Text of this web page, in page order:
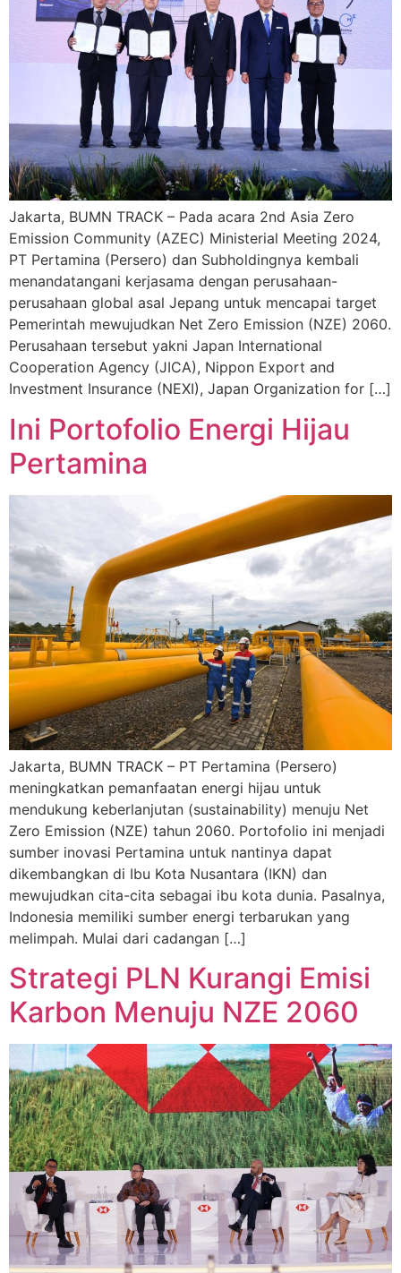
Jakarta, BUMN TRACK – Pada acara 2nd Asia Zero
Emission Community (AZEC) Ministerial Meeting 2024,
PT Pertamina (Persero) dan Subholdingnya kembali
menandatangani kerjasama dengan perusahaan-
perusahaan global asal Jepang untuk mencapai target
Pemerintah mewujudkan Net Zero Emission (NZE) 2060.
Perusahaan tersebut yakni Japan International
Cooperation Agency (JICA), Nippon Export and
Investment Insurance (NEXI), Japan Organization for […]
Ini Portofolio Energi Hijau
Pertamina
Jakarta, BUMN TRACK – PT Pertamina (Persero)
meningkatkan pemanfaatan energi hijau untuk
mendukung keberlanjutan (sustainability) menuju Net
Zero Emission (NZE) tahun 2060. Portofolio ini menjadi
sumber inovasi Pertamina untuk nantinya dapat
dikembangkan di Ibu Kota Nusantara (IKN) dan
mewujudkan cita-cita sebagai ibu kota dunia. Pasalnya,
Indonesia memiliki sumber energi terbarukan yang
melimpah. Mulai dari cadangan […]
Strategi PLN Kurangi Emisi
Karbon Menuju NZE 2060